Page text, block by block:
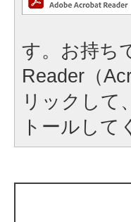
す。お持ち
Reader（
リックして
トールして